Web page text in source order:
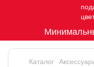
Каталог